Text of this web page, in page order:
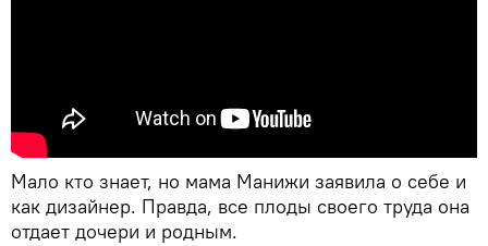
Мало кто знает, но мама Манижи заявила о себе и
как дизайнер. Правда, все плоды своего труда она
отдает дочери и родным.